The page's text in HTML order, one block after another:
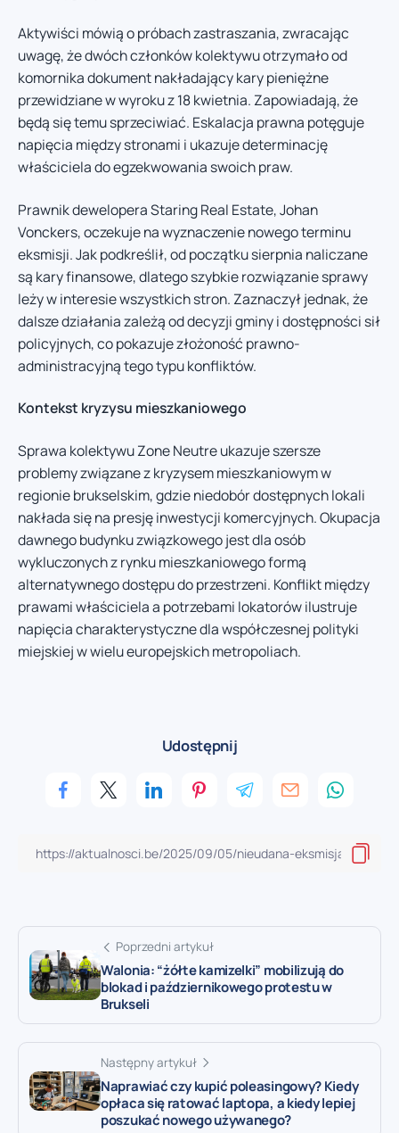
Aktywiści mówią o próbach zastraszania, zwracając
uwagę, że dwóch członków kolektywu otrzymało od
komornika dokument nakładający kary pieniężne
przewidziane w wyroku z 18 kwietnia. Zapowiadają, że
będą się temu sprzeciwiać. Eskalacja prawna potęguje
napięcia między stronami i ukazuje determinację
właściciela do egzekwowania swoich praw.
Prawnik dewelopera Staring Real Estate, Johan
Vonckers, oczekuje na wyznaczenie nowego terminu
eksmisji. Jak podkreślił, od początku sierpnia naliczane
są kary finansowe, dlatego szybkie rozwiązanie sprawy
leży w interesie wszystkich stron. Zaznaczył jednak, że
dalsze działania zależą od decyzji gminy i dostępności sił
policyjnych, co pokazuje złożoność prawno-
administracyjną tego typu konfliktów.
Kontekst kryzysu mieszkaniowego
Sprawa kolektywu Zone Neutre ukazuje szersze
problemy związane z kryzysem mieszkaniowym w
regionie brukselskim, gdzie niedobór dostępnych lokali
nakłada się na presję inwestycji komercyjnych. Okupacja
dawnego budynku związkowego jest dla osób
wykluczonych z rynku mieszkaniowego formą
alternatywnego dostępu do przestrzeni. Konflikt między
prawami właściciela a potrzebami lokatorów ilustruje
napięcia charakterystyczne dla współczesnej polityki
miejskiej w wielu europejskich metropoliach.
Udostępnij
Poprzedni artykuł
Walonia: “żółte kamizelki” mobilizują do
blokad i październikowego protestu w
Brukseli
Następny artykuł
Naprawiać czy kupić poleasingowy? Kiedy
opłaca się ratować laptopa, a kiedy lepiej
poszukać nowego używanego?